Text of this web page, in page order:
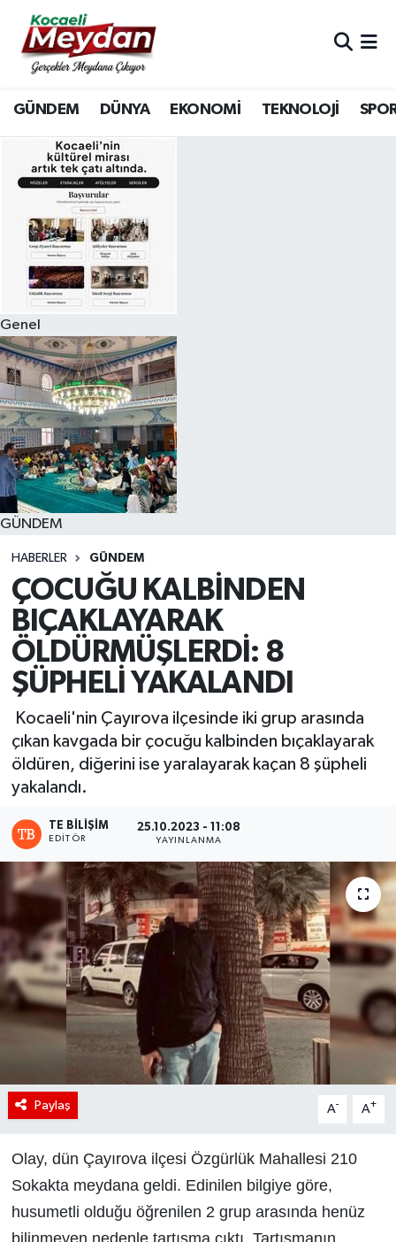
GÜNDEM DÜNYA EKONOMİ TEKNOLOJİ
Genel
GÜNDEM
HABERLER GÜNDEM
ÇOCUĞU KALBİNDEN
BIÇAKLAYARAK
ÖLDÜRMÜŞLERDİ: 8
ŞÜPHELİ YAKALANDI
Kocaeli'nin Çayırova ilçesinde iki grup arasında
çıkan kavgada bir çocuğu kalbinden bıçaklayarak
öldüren, diğerini ise yaralayarak kaçan 8 şüpheli
yakalandı.
TE BILIŞIM
EDITÖR
25.10.2023 - 11:08
YAYINLANMA
Paylaş A- A+
Olay, dün Çayırova ilçesi Özgürlük Mahallesi 210
Sokakta meydana geldi. Edinilen bilgiye göre,
husumetli olduğu öğrenilen 2 grup arasında henüz
bilinmeyen nedenle tartışma çıktı. Tartışmanın
Nöbetçi Eczaneler
Hava Durumu
Trafik Durumu
Süper Lig Puan Durumu ve Fikstür
Tüm Manşetler
Son Dakika Haberleri
Haber Arşivi